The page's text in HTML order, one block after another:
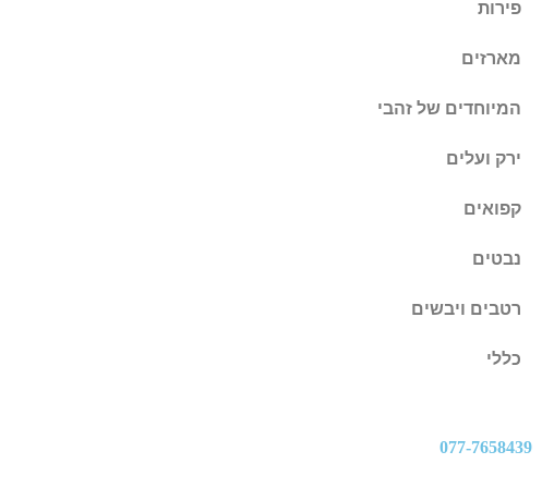
פירות
מארזים
המיוחדים של זהבי
ירק ועלים
קפואים
נבטים
רטבים ויבשים
כללי
077-7658439